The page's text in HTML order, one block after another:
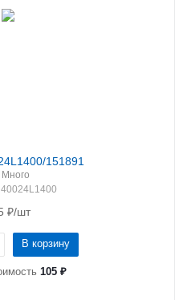
151891
Много
40024L1400
₽/шт
В корзину
105 ₽